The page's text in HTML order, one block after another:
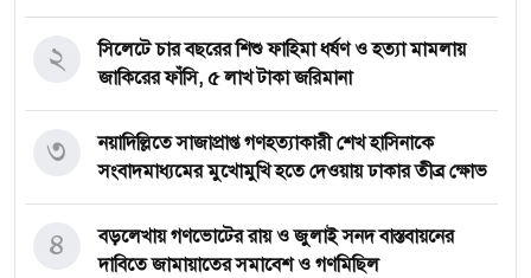
সিলেটে চার বছরের শিশু ফাহিমা ধর্ষণ ও হত্যা মামলায়
জাকিরের ফাঁসি, ৫ লাখ টাকা জরিমানা
২
নয়াদিল্লিতে সাজাপ্রাপ্ত গণহত্যাকারী শেখ হাসিনাকে
সংবাদমাধ্যমের মুখোমুখি হতে দেওয়ায় ঢাকার তীব্র ক্ষোভ
৩
বড়লেখায় গণভোটের রায় ও জুলাই সনদ বাস্তবায়নের
দাবিতে জামায়াতের সমাবেশ ও গণমিছিল
৪